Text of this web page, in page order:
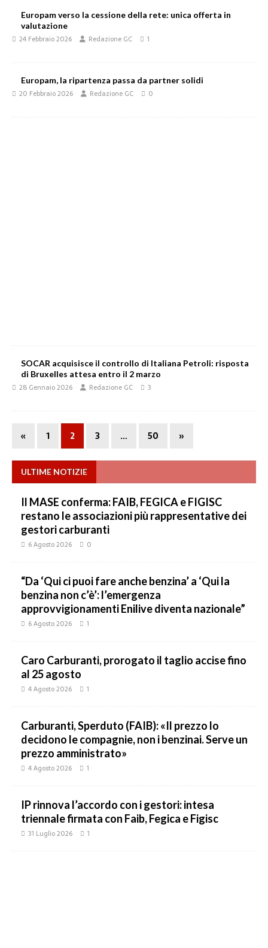
Europam verso la cessione della rete: unica offerta in
valutazione
24 Febbraio 2026 Redazione GC 1
Europam, la ripartenza passa da partner solidi
20 Febbraio 2026 Redazione GC 0
SOCAR acquisisce il controllo di Italiana Petroli: risposta
di Bruxelles attesa entro il 2 marzo
28 Gennaio 2026 Redazione GC 3
« 1 2 3 … 50 »
ULTIME NOTIZIE
Il MASE conferma: FAIB, FEGICA e FIGISC
restano le associazioni più rappresentative dei
gestori carburanti
6 Agosto 2026 0
“Da ‘Qui ci puoi fare anche benzina’ a ‘Qui la
benzina non c’è’: l’emergenza
approvvigionamenti Enilive diventa nazionale”
6 Agosto 2026 1
Caro Carburanti, prorogato il taglio accise fino
al 25 agosto
4 Agosto 2026 1
Carburanti, Sperduto (FAIB): «Il prezzo lo
decidono le compagnie, non i benzinai. Serve un
prezzo amministrato»
4 Agosto 2026 1
IP rinnova l’accordo con i gestori: intesa
triennale firmata con Faib, Fegica e Figisc
31 Luglio 2026 1